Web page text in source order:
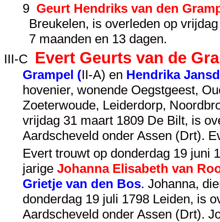
9 Geurt Hendriks van den
Breukelen, is overleden op
7 maanden en 13 dagen.
III-C Evert Geurts van de
Grampel (II-A) en Hendrika
hovenier, wonende Oegstgeest,
Zoeterwoude, Leiderdorp,
vrijdag 31 maart 1809 De Bilt, is
Aardscheveld onder Assen (Drt).
Evert trouwt op donderdag 19 juni
jarigeJohanna Elisabeth van
Grietje van den Bos. Johanna,
donderdag 19 juli 1798 Leiden, is
Aardscheveld onder Assen (Drt).